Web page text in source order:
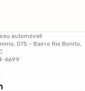
automóvel!
075 - Bairro Rio Bonito,
6699